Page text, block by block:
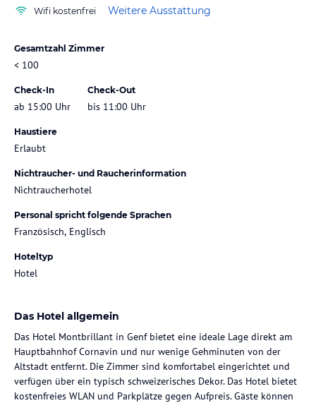
Wifi kostenfrei Weitere Ausstattung
Gesamtzahl Zimmer
< 100
Check-In
ab 15:00 Uhr
Check-Out
bis 11:00 Uhr
Haustiere
Erlaubt
Nichtraucher- und Raucherinformation
Nichtraucherhotel
Personal spricht folgende Sprachen
Französisch, Englisch
Hoteltyp
Hotel
Das Hotel allgemein
Das Hotel Montbrillant in Genf bietet eine ideale Lage direkt am
Hauptbahnhof Cornavin und nur wenige Gehminuten von der
Altstadt entfernt. Die Zimmer sind komfortabel eingerichtet und
verfügen über ein typisch schweizerisches Dekor. Das Hotel bietet
kostenfreies WLAN und Parkplätze gegen Aufpreis. Gäste können